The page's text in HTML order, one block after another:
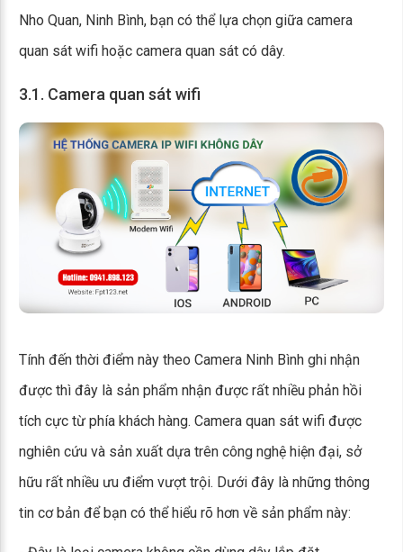
Nho Quan, Ninh Bình, bạn có thể lựa chọn giữa camera
quan sát wifi hoặc camera quan sát có dây.
3.1. Camera quan sát wifi
Tính đến thời điểm này theo Camera Ninh Bình ghi nhận
được thì đây là sản phẩm nhận được rất nhiều phản hồi
tích cực từ phía khách hàng. Camera quan sát wifi được
nghiên cứu và sản xuất dựa trên công nghệ hiện đại, sở
hữu rất nhiều ưu điểm vượt trội. Dưới đây là những thông
tin cơ bản để bạn có thể hiểu rõ hơn về sản phẩm này: